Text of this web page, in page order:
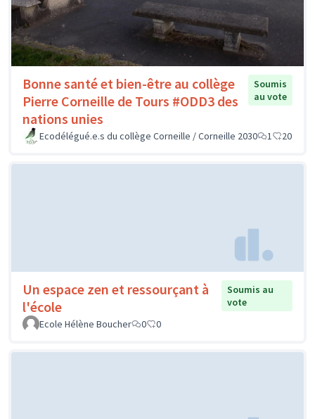
Bonne santé et bien-être au collège
Pierre Corneille de Tours #ODD3 des
nations unies
Soumis
au vote
Ecodélégué.e.s du collège Corneille / Corneille 2030 1 20
Un espace zen et ressourçant à
l'école
Soumis au
vote
Ecole Hélène Boucher
0 0